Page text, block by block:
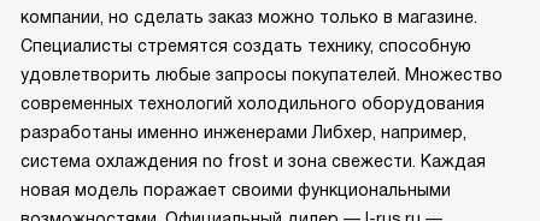
компании, но сделать заказ можно только в магазине.
Специалисты стремятся создать технику, способную
удовлетворить любые запросы покупателей. Множество
современных технологий холодильного оборудования
разработаны именно инженерами Либхер, например,
система охлаждения no frost и зона свежести. Каждая
новая модель поражает своими функциональными